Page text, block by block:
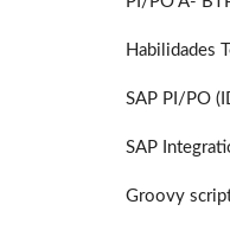
Habilidades
SAP PI/PO
SAP
Groovy